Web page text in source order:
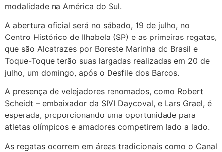
modalidade na América do Sul.
A abertura oficial será no sábado, 19 de julho, no
Centro Histórico de Ilhabela (SP) e as primeiras regatas,
que são Alcatrazes por Boreste Marinha do Brasil e
Toque-Toque terão suas largadas realizadas em 20 de
julho, um domingo, após o Desfile dos Barcos.
A presença de velejadores renomados, como Robert
Scheidt – embaixador da SIVI Daycoval, e Lars Grael, é
esperada, proporcionando uma oportunidade para
atletas olímpicos e amadores competirem lado a lado.
As regatas ocorrem em áreas tradicionais como o Canal